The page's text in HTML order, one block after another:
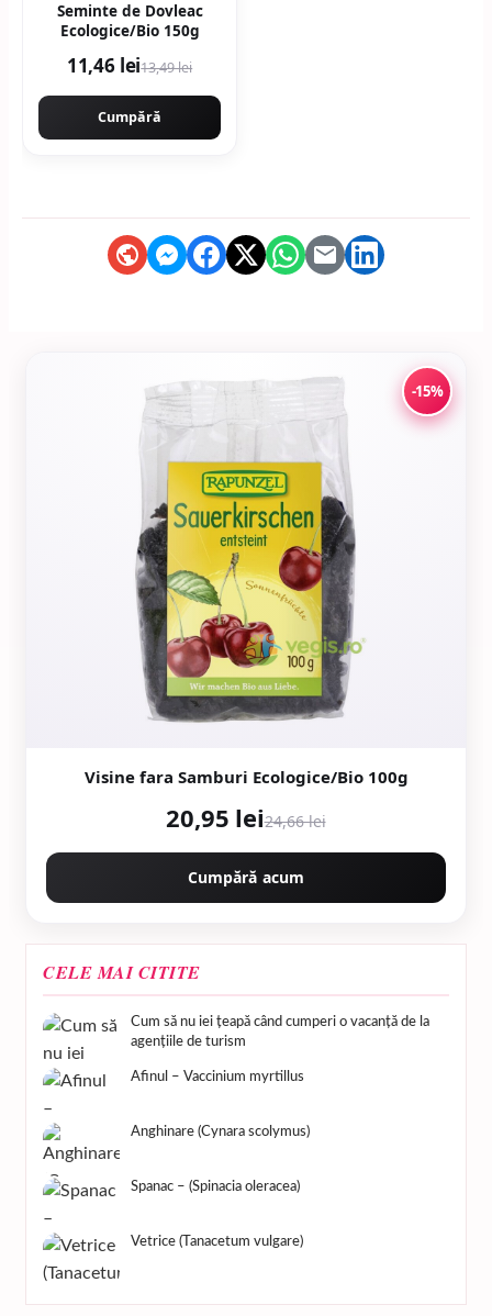
Seminte de Dovleac
Ecologice/Bio 150g
11,46 lei13,49 lei
Cumpără
-15%
Visine fara Samburi Ecologice/Bio 100g
20,95 lei24,66 lei
Cumpără acum
CELE MAI CITITE
Cum să nu iei țeapă când cumperi o vacanță de la
agențiile de turism
Afinul – Vaccinium myrtillus
Anghinare (Cynara scolymus)
Spanac – (Spinacia oleracea)
Vetrice (Tanacetum vulgare)